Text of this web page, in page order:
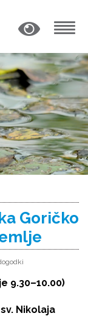
Goričko
9.30–10.00)
Nikolaja